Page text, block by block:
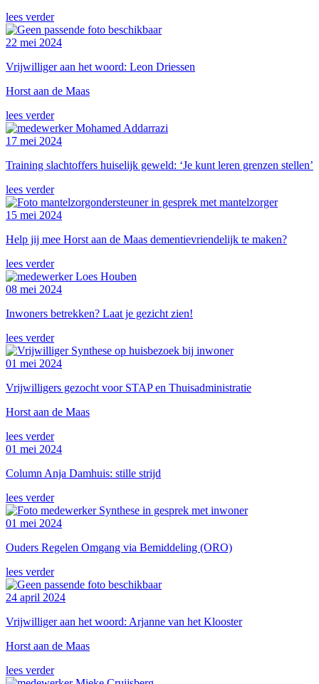
lees verder
22 mei 2024
Vrijwilliger aan het woord: Leon Driessen
Horst aan de Maas
lees verder
17 mei 2024
Training slachtoffers huiselijk geweld: ‘Je kunt leren grenzen stellen’
lees verder
15 mei 2024
Help jij mee Horst aan de Maas dementievriendelijk te maken?
lees verder
08 mei 2024
Inwoners betrekken? Laat je gezicht zien!
lees verder
01 mei 2024
Vrijwilligers gezocht voor STAP en Thuisadministratie
Horst aan de Maas
lees verder
01 mei 2024
Column Anja Damhuis: stille strijd
lees verder
01 mei 2024
Ouders Regelen Omgang via Bemiddeling (ORO)
lees verder
24 april 2024
Vrijwilliger aan het woord: Arjanne van het Klooster
Horst aan de Maas
lees verder